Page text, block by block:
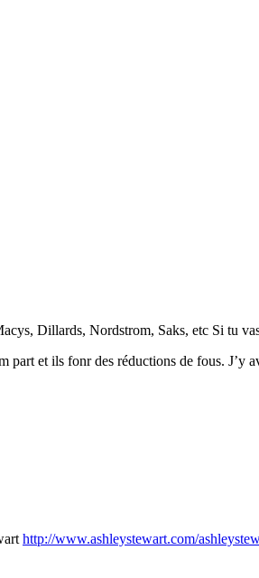
Dillards, Nordstrom, Saks, etc Si tu
et ils fonr des réductions de fous. J’y
http://www.ashleystewart.com/